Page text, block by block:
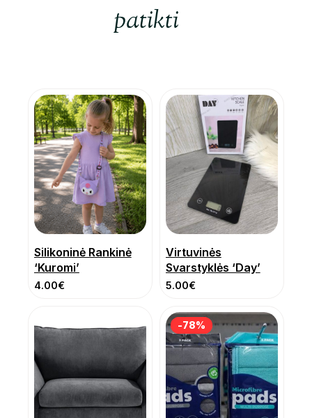
patikti
Silikoninė Rankinė
‘Kuromi’
4.00€
Virtuvinės
Svarstyklės ‘Day’
5.00€
-78%
-78%